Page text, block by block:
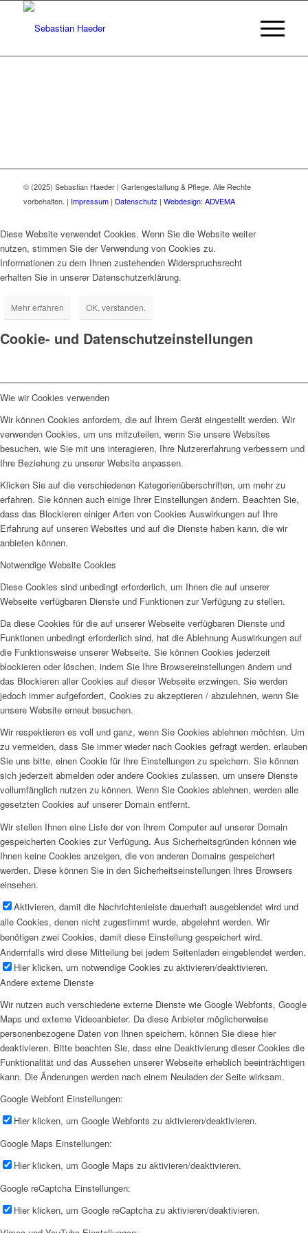
© (2025) Sebastian Haeder | Gartengestaltung & Pflege. Alle Rechte
vorbehalten. | Impressum| Datenschutz | Webdesign: ADVEMA
Diese Website verwendet Cookies. Wenn Sie die Website weiter
nutzen, stimmen Sie der Verwendung von Cookies zu.
Informationen zu dem Ihnen zustehenden Widerspruchsrecht
erhalten Sie in unserer Datenschutzerklärung.
Mehr erfahren OK, verstanden.
Cookie- und Datenschutzeinstellungen
Wie wir Cookies verwenden
Wir können Cookies anfordern, die auf Ihrem Gerät eingestellt werden. Wir
verwenden Cookies, um uns mitzuteilen, wenn Sie unsere Websites
besuchen, wie Sie mit uns interagieren, Ihre Nutzererfahrung verbessern und
Ihre Beziehung zu unserer Website anpassen.
Klicken Sie auf die verschiedenen Kategorienüberschriften, um mehr zu
erfahren. Sie können auch einige Ihrer Einstellungen ändern. Beachten Sie,
dass das Blockieren einiger Arten von Cookies Auswirkungen auf Ihre
Erfahrung auf unseren Websites und auf die Dienste haben kann, die wir
anbieten können.
Notwendige Website Cookies
Diese Cookies sind unbedingt erforderlich, um Ihnen die auf unserer
Webseite verfügbaren Dienste und Funktionen zur Verfügung zu stellen.
Da diese Cookies für die auf unserer Webseite verfügbaren Dienste und
Funktionen unbedingt erforderlich sind, hat die Ablehnung Auswirkungen auf
die Funktionsweise unserer Webseite. Sie können Cookies jederzeit
blockieren oder löschen, indem Sie Ihre Browsereinstellungen ändern und
das Blockieren aller Cookies auf dieser Webseite erzwingen. Sie werden
jedoch immer aufgefordert, Cookies zu akzeptieren / abzulehnen, wenn Sie
unsere Website erneut besuchen.
Wir respektieren es voll und ganz, wenn Sie Cookies ablehnen möchten. Um
zu vermeiden, dass Sie immer wieder nach Cookies gefragt werden, erlauben
Sie uns bitte, einen Cookie für Ihre Einstellungen zu speichern. Sie können
sich jederzeit abmelden oder andere Cookies zulassen, um unsere Dienste
vollumfänglich nutzen zu können. Wenn Sie Cookies ablehnen, werden alle
gesetzten Cookies auf unserer Domain entfernt.
Wir stellen Ihnen eine Liste der von Ihrem Computer auf unserer Domain
gespeicherten Cookies zur Verfügung. Aus Sicherheitsgründen können wie
Ihnen keine Cookies anzeigen, die von anderen Domains gespeichert
werden. Diese können Sie in den Sicherheitseinstellungen Ihres Browsers
einsehen.
Aktivieren, damit die Nachrichtenleiste dauerhaft ausgeblendet wird und
alle Cookies, denen nicht zugestimmt wurde, abgelehnt werden. Wir
benötigen zwei Cookies, damit diese Einstellung gespeichert wird.
Andernfalls wird diese Mitteilung bei jedem Seitenladen eingeblendet werden.
Hier klicken, um notwendige Cookies zu aktivieren/deaktivieren.
Andere externe Dienste
Wir nutzen auch verschiedene externe Dienste wie Google Webfonts, Google
Maps und externe Videoanbieter. Da diese Anbieter möglicherweise
personenbezogene Daten von Ihnen speichern, können Sie diese hier
deaktivieren. Bitte beachten Sie, dass eine Deaktivierung dieser Cookies die
Funktionalität und das Aussehen unserer Webseite erheblich beeinträchtigen
kann. Die Änderungen werden nach einem Neuladen der Seite wirksam.
Google Webfont Einstellungen:
Hier klicken, um Google Webfonts zu aktivieren/deaktivieren.
Google Maps Einstellungen:
Hier klicken, um Google Maps zu aktivieren/deaktivieren.
Google reCaptcha Einstellungen:
Hier klicken, um Google reCaptcha zu aktivieren/deaktivieren.